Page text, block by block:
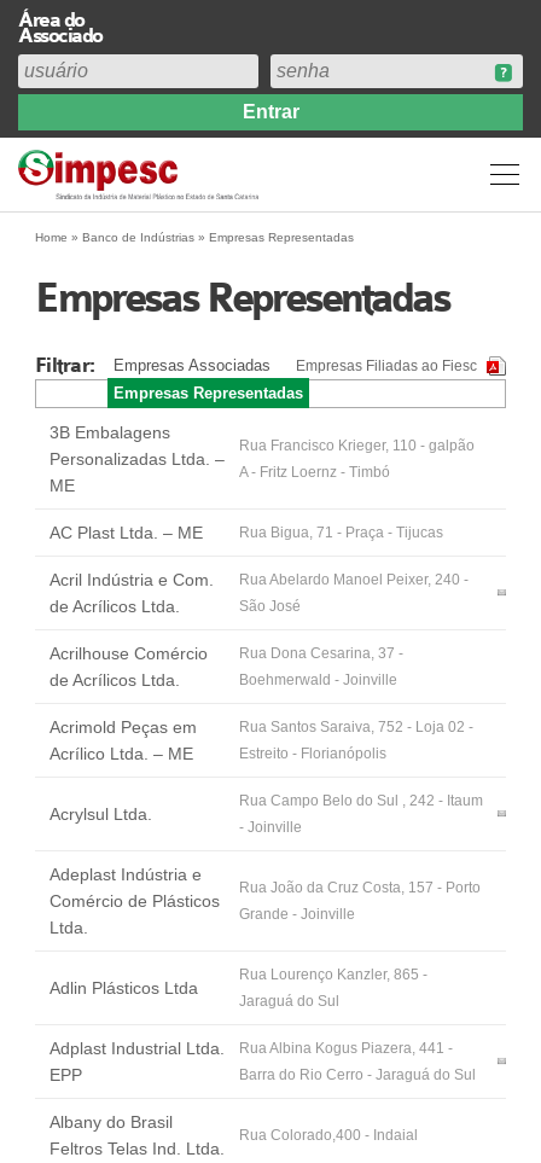
Área do
Associado
Institucional
Perfil
Diretoria
Abrangência
Acervo
Prestação de Contas
Central de Comunicação
Links
Agenda
NOSSAS ASSOCIADAS
SEJA UM ASSOCIADO
VAGAS
Home » Banco de Indústrias » Empresas Representadas
Empresas Representadas
Empresas Filiadas ao Fiesc
Filtrar:
Empresas Associadas
Empresas Representadas
3B Embalagens
Personalizadas Ltda. –
ME
Rua Francisco Krieger, 110 - galpão
A - Fritz Loernz - Timbó
AC Plast Ltda. – ME Rua Bigua, 71 - Praça - Tijucas
Acril Indústria e Com.
de Acrílicos Ltda.
Rua Abelardo Manoel Peixer, 240 -
São José
Acrilhouse Comércio
de Acrílicos Ltda.
Rua Dona Cesarina, 37 -
Boehmerwald - Joinville
Acrimold Peças em
Acrílico Ltda. – ME
Rua Santos Saraiva, 752 - Loja 02 -
Estreito - Florianópolis
Acrylsul Ltda.
Rua Campo Belo do Sul , 242 - Itaum
- Joinville
Adeplast Indústria e
Comércio de Plásticos
Ltda.
Rua João da Cruz Costa, 157 - Porto
Grande - Joinville
Adlin Plásticos Ltda
Rua Lourenço Kanzler, 865 -
Jaraguá do Sul
Adplast Industrial Ltda.
EPP
Rua Albina Kogus Piazera, 441 -
Barra do Rio Cerro - Jaraguá do Sul
Albany do Brasil
Feltros Telas Ind. Ltda.
Rua Colorado,400 - Indaial